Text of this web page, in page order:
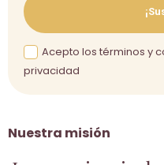
Nuestra misión
Acepto los términos y
privacidad